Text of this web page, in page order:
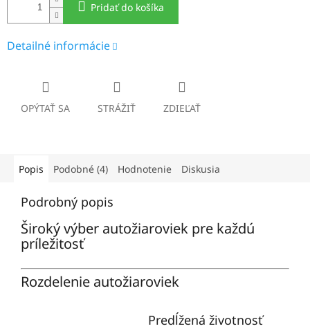
Pridať do košíka
Detailné informácie
OPÝTAŤ SA STRÁŽIŤ ZDIEĽAŤ
Popis Podobné (4) Hodnotenie Diskusia
Podrobný popis
Široký výber autožiaroviek pre každú
príležitosť
Rozdelenie autožiaroviek
Predĺžená životnosť